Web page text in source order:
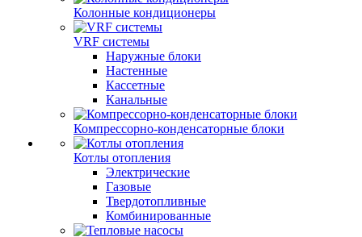
Колонные кондиционеры
VRF системы
Наружные блоки
Настенные
Кассетные
Канальные
Компрессорно-конденсаторные блоки
Котлы отопления
Электрические
Газовые
Твердотопливные
Комбинированные